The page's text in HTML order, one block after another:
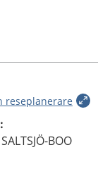
reseplanerare
BOO